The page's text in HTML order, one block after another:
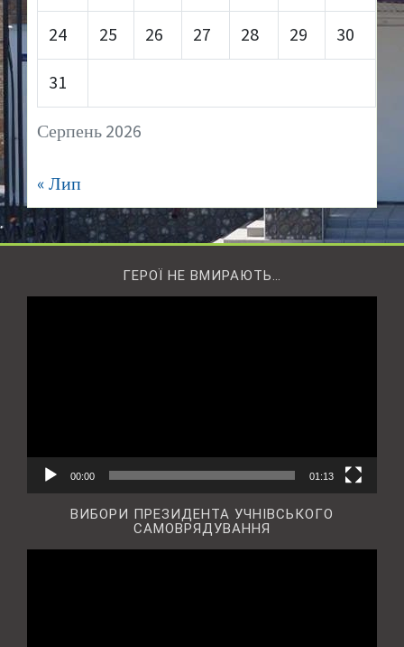
Серпень 2026
24 25 26 27 28 29 30
31
« Лип
ГЕРОЇ НЕ ВМИРАЮТЬ…
00:00 01:13
ВИБОРИ ПРЕЗИДЕНТА УЧНІВСЬКОГО
САМОВРЯДУВАННЯ